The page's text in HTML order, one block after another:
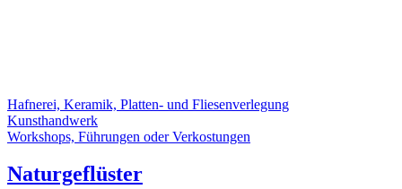
Hafnerei, Keramik, Platten- und Fliesenverlegung
Kunsthandwerk
Workshops, Führungen oder Verkostungen
Naturgeflüster